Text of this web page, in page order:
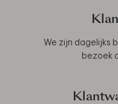
We zijn dagelijks
bezoek